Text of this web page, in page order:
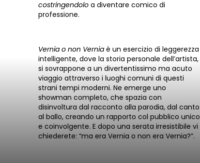
costringendolo a diventare comico di
professione.
Vernia o non Vernia è un esercizio di leggerezza
intelligente, dove la storia personale dell’artista,
si sovrappone a un divertentissimo ma acuto
viaggio attraverso i luoghi comuni di questi
strani tempi moderni. Ne emerge uno
showman completo, che spazia con
disinvoltura dal racconto alla parodia, dal canto
al ballo, creando un rapporto col pubblico unico
e coinvolgente. E dopo una serata irresistibile vi
chiederete: “ma era Vernia o non era Vernia?”.